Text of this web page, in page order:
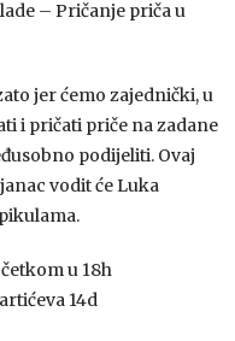
– Pričanje priča u
jer ćemo zajednički, u
i pričati priče na zadane
podijeliti. Ovaj
vodit će Luka
u 18h
14d